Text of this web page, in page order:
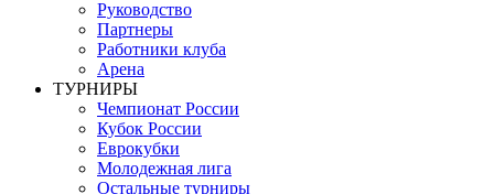
Руководство
Партнеры
Работники клуба
Арена
ТУРНИРЫ
Чемпионат России
Кубок России
Еврокубки
Молодежная лига
Остальные турниры